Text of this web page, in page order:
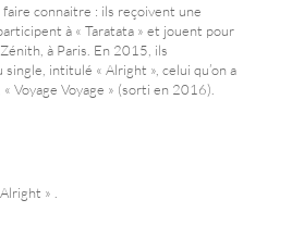
faire connaitre : ils reçoivent une
à « Taratata » et jouent pour
à Paris. En 2015, ils
intitulé « Alright », celui qu’on a
Voyage Voyage » (sorti en 2016).
» .